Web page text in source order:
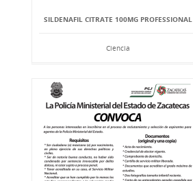
SILDENAFIL CITRATE 100MG PROFESSIONAL
Ciencia